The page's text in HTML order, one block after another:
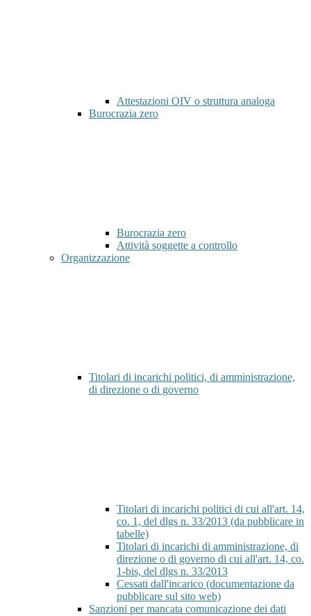
Attestazioni OIV o struttura analoga
Burocrazia zero
Burocrazia zero
Attività soggette a controllo
Organizzazione
Titolari di incarichi politici, di amministrazione,
di direzione o di governo
Titolari di incarichi politici di cui all'art. 14,
co. 1, del dlgs n. 33/2013 (da pubblicare in
tabelle)
Titolari di incarichi di amministrazione, di
direzione o di governo di cui all'art. 14, co.
1-bis, del dlgs n. 33/2013
Cessati dall'incarico (documentazione da
pubblicare sul sito web)
Sanzioni per mancata comunicazione dei dati